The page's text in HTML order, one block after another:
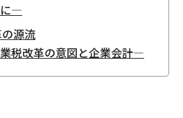
―
源流
税改革の意図と企業会計―